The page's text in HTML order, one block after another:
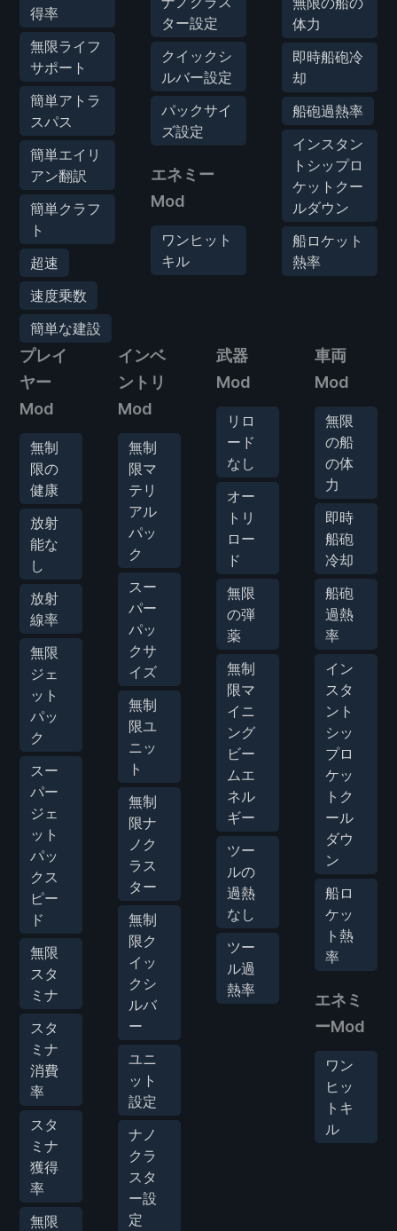
得率
無限ライフ
サポート
簡単アトラ
スパス
簡単エイリ
アン翻訳
簡単クラフ
ト
超速
速度乗数
簡単な建設
ター設定
クイックシ
ルバー設定
パックサイ
ズ設定
エネミー
Mod
ワンヒット
キル
体力
即時船砲冷
却
船砲過熱率
インスタン
トシップロ
ケットクー
ルダウン
船ロケット
熱率
プレイ
ヤー
Mod
無制
限の
健康
放射
能な
し
放射
線率
無限
ジェ
ット
パッ
ク
スー
パー
ジェ
ット
パッ
クス
ピー
ド
無限
スタ
ミナ
スタ
ミナ
消費
率
スタ
ミナ
獲得
率
無限
インベ
ントリ
Mod
無制
限マ
テリ
アル
パッ
ク
スー
パー
パッ
クサ
イズ
無制
限ユ
ニッ
ト
無制
限ナ
ノク
ラス
ター
無制
限ク
イッ
クシ
ルバ
ー
ユニ
ット
設定
ナノ
クラ
スタ
ー設
定
武器
Mod
リロ
ード
なし
オー
トリ
ロー
ド
無限
の弾
薬
無制
限マ
イニ
ング
ビー
ムエ
ネル
ギー
ツー
ルの
過熱
なし
ツー
ル過
熱率
車両
Mod
無限
の船
の体
力
即時
船砲
冷却
船砲
過熱
率
イン
スタ
ント
シッ
プロ
ケッ
トク
ール
ダウ
ン
船ロ
ケッ
ト熱
率
エネミ
ーMod
ワン
ヒッ
トキ
ル